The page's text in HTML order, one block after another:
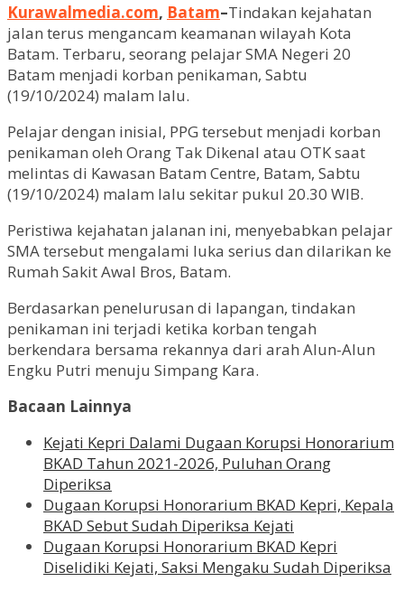
Kurawalmedia.com, Batam–Tindakan kejahatan
jalan terus mengancam keamanan wilayah Kota
Batam. Terbaru, seorang pelajar SMA Negeri 20
Batam menjadi korban penikaman, Sabtu
(19/10/2024) malam lalu.
Pelajar dengan inisial, PPG tersebut menjadi korban
penikaman oleh Orang Tak Dikenal atau OTK saat
melintas di Kawasan Batam Centre, Batam, Sabtu
(19/10/2024) malam lalu sekitar pukul 20.30 WIB.
Peristiwa kejahatan jalanan ini, menyebabkan pelajar
SMA tersebut mengalami luka serius dan dilarikan ke
Rumah Sakit Awal Bros, Batam.
Berdasarkan penelurusan di lapangan, tindakan
penikaman ini terjadi ketika korban tengah
berkendara bersama rekannya dari arah Alun-Alun
Engku Putri menuju Simpang Kara.
Bacaan Lainnya
Kejati Kepri Dalami Dugaan Korupsi Honorarium
BKAD Tahun 2021-2026, Puluhan Orang
Diperiksa
Dugaan Korupsi Honorarium BKAD Kepri, Kepala
BKAD Sebut Sudah Diperiksa Kejati
Dugaan Korupsi Honorarium BKAD Kepri
Diselidiki Kejati, Saksi Mengaku Sudah Diperiksa